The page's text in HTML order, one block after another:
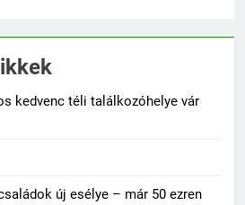
kedvenc téli találkozóhelye vár
új esélye – már 50 ezren